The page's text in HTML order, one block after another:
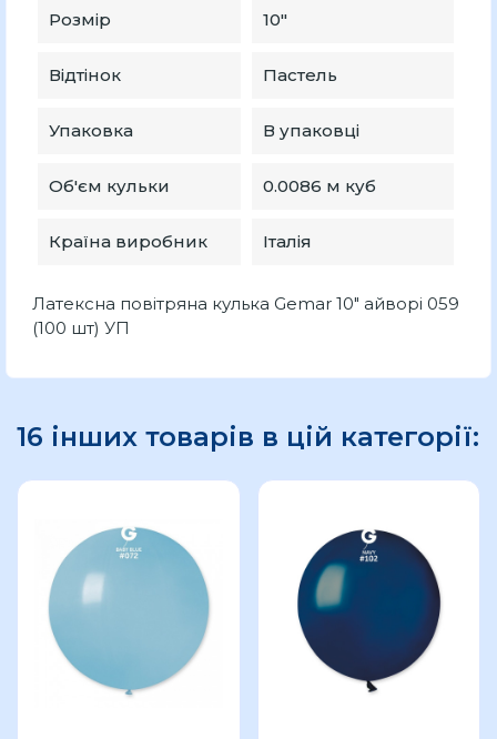
Розмір 10″
Відтінок Пастель
Упаковка В упаковці
Об'єм кульки 0.0086 м куб
Країна виробник Італія
Латексна повітряна кулька Gemar 10" айворі 059
(100 шт) УП
16 інших товарів в цій категорії: